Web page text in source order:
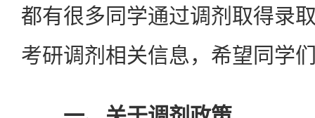
都有很多同学通过调剂取得录
考研调剂相关信息，希望同学